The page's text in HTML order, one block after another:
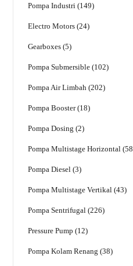
Pompa Industri (149)
Electro Motors (24)
Gearboxes (5)
Pompa Submersible (102)
Pompa Air Limbah (202)
Pompa Booster (18)
Pompa Dosing (2)
Pompa Multistage Horizontal
Pompa Diesel (3)
Pompa Multistage Vertikal (43)
Pompa Sentrifugal (226)
Pressure Pump (12)
Pompa Kolam Renang (38)